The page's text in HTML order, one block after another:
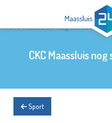
CKC Maassluis
Sport